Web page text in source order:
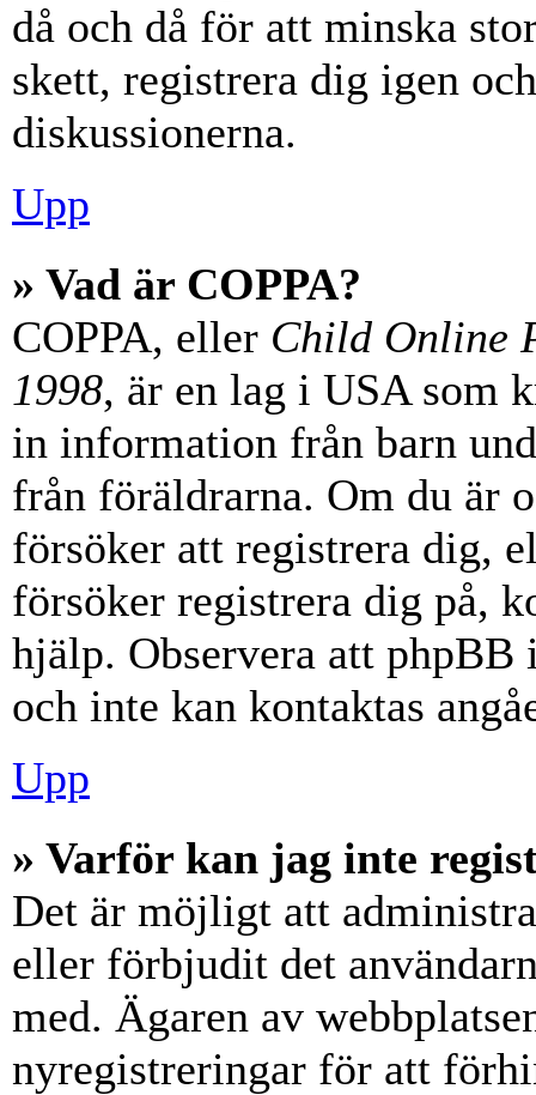
då och då för att minska
skett, registrera dig igen
diskussionerna.
Upp
» Vad är COPPA?
COPPA, eller Child Online
1998, är en lag i USA som
in information från barn
från föräldrarna. Om du är
försöker att registrera dig,
försöker registrera dig på,
hjälp. Observera att
och inte kan kontaktas
Upp
» Varför kan jag inte
Det är möjligt att
eller förbjudit det
med. Ägaren av
nyregistreringar för att